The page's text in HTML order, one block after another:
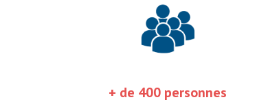
+ de 400 personnes